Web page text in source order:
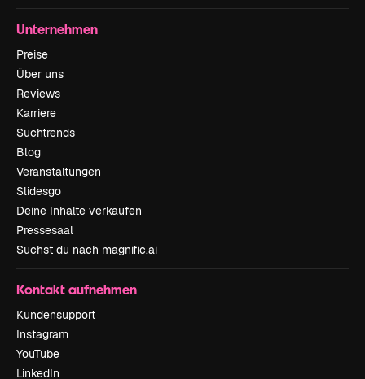
Unternehmen
Preise
Über uns
Reviews
Karriere
Suchtrends
Blog
Veranstaltungen
Slidesgo
Deine Inhalte verkaufen
Pressesaal
Suchst du nach magnific.ai
Kontakt aufnehmen
Kundensupport
Instagram
YouTube
LinkedIn